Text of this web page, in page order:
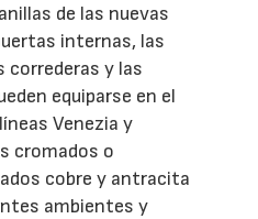
de las nuevas
internas, las
correderas y las
equiparse en el
Venezia y
cromados o
cobre y antracita
ambientes y